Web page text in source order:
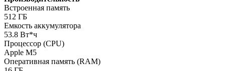
Встроенная память
512 ГБ
Емкость аккумулятора
53.8 Вт*ч
Процессор (CPU)
Apple M5
Оперативная память (RAM)